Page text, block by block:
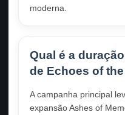
moderna.
Qual é a
de Echoes of
A campanha principal
expansão Ashes of